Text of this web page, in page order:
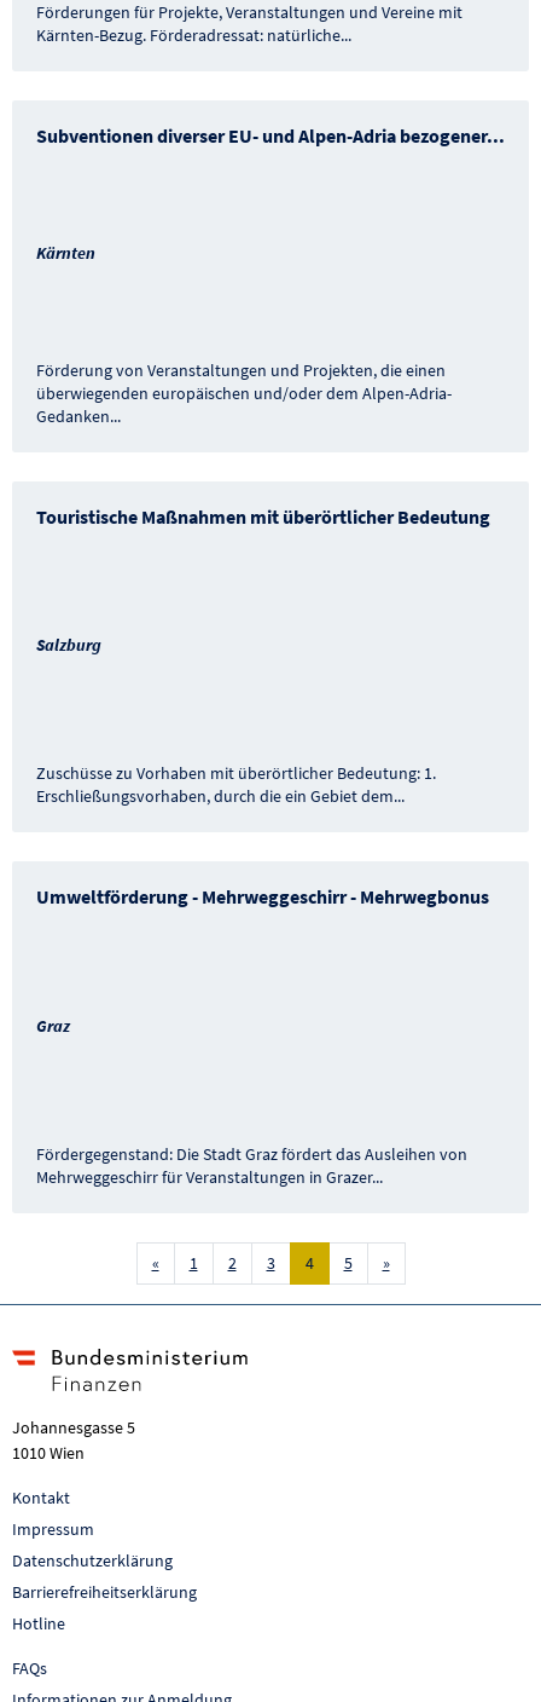
Förderungen für Projekte, Veranstaltungen und Vereine mit
Kärnten-Bezug. Förderadressat: natürliche...
Subventionen diverser EU- und Alpen-Adria bezogener...
Kärnten
Förderung von Veranstaltungen und Projekten, die einen
überwiegenden europäischen und/oder dem Alpen-Adria-
Gedanken...
Touristische Maßnahmen mit überörtlicher Bedeutung
Salzburg
Zuschüsse zu Vorhaben mit überörtlicher Bedeutung: 1.
Erschließungsvorhaben, durch die ein Gebiet dem...
Umweltförderung - Mehrweggeschirr - Mehrwegbonus
Graz
Fördergegenstand: Die Stadt Graz fördert das Ausleihen von
Mehrweggeschirr für Veranstaltungen in Grazer...
«Vorige Seite
1 2 3 4 5 »Nächste Seite
Johannesgasse 5
1010 Wien
Kontakt
Impressum
Datenschutzerklärung
Barrierefreiheitserklärung
Hotline
FAQs